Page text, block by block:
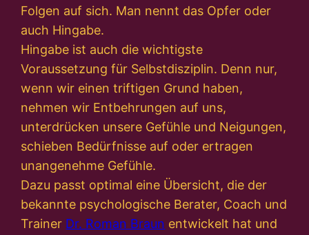
Folgen auf sich. Man nennt das Opfer oder
auch Hingabe.
Hingabe ist auch die wichtigste
Voraussetzung für Selbstdisziplin. Denn nur,
wenn wir einen triftigen Grund haben,
nehmen wir Entbehrungen auf uns,
unterdrücken unsere Gefühle und Neigungen,
schieben Bedürfnisse auf oder ertragen
unangenehme Gefühle.
Dazu passt optimal eine Übersicht, die der
bekannte psychologische Berater, Coach und
Trainer Dr. Roman Braun entwickelt hat und